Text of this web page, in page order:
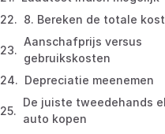
8. Bereken de totale
Aanschafprijs versus
gebruikskosten
Depreciatie meenemen
De juiste tweedehands
auto kopen